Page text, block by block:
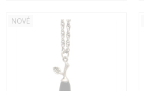
NOVÉ